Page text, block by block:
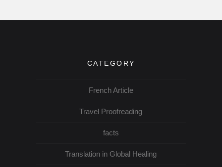
CATEGORY
French Article
Travel Proofreading
facts
Translation in Global Healing